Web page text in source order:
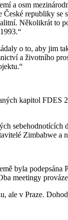
a osm
republiky
Několikrát to
o to, aby jim
a životního
kapitol FDES
Zimbabwe a
byla
meetingy
v Praze.